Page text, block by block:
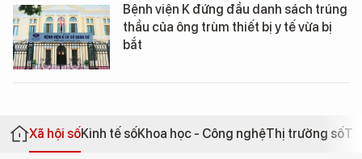
Bệnh viện K đứng đầu danh sách trúng
thầu của ông trùm thiết bị y tế vừa bị
bắt
Xã hội sốKinh tế sốKhoa học - Công nghệThị trường số